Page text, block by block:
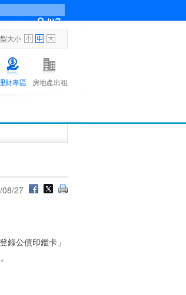
大小
財專區 房地產出租
08/27
錄公債印鑑卡」